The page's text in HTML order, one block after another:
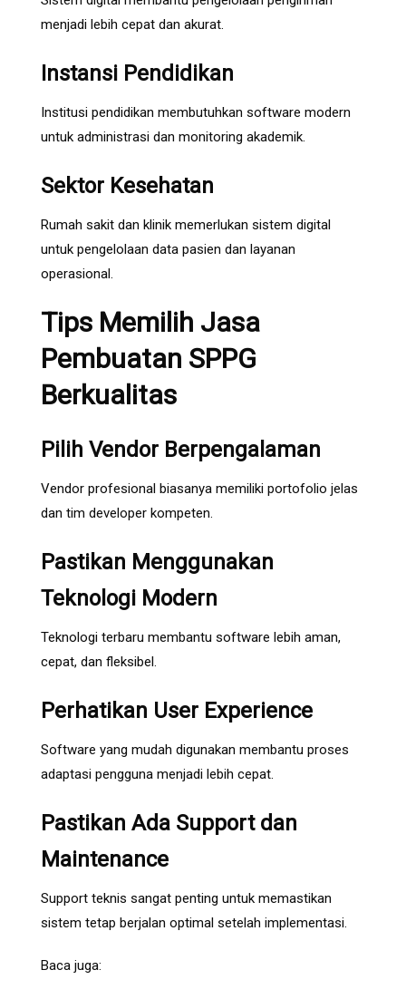
menjadi lebih cepat dan akurat.
Instansi Pendidikan
Institusi pendidikan membutuhkan software modern
untuk administrasi dan monitoring akademik.
Sektor Kesehatan
Rumah sakit dan klinik memerlukan sistem digital
untuk pengelolaan data pasien dan layanan
operasional.
Tips Memilih Jasa
Pembuatan SPPG
Berkualitas
Pilih Vendor Berpengalaman
Vendor profesional biasanya memiliki portofolio jelas
dan tim developer kompeten.
Pastikan Menggunakan
Teknologi Modern
Teknologi terbaru membantu software lebih aman,
cepat, dan fleksibel.
Perhatikan User Experience
Software yang mudah digunakan membantu proses
adaptasi pengguna menjadi lebih cepat.
Pastikan Ada Support dan
Maintenance
Support teknis sangat penting untuk memastikan
sistem tetap berjalan optimal setelah implementasi.
Baca juga: